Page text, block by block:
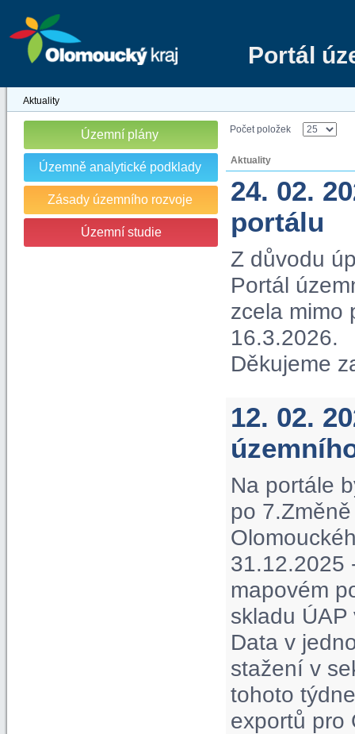
Portál
Aktuality
Územní plány
Územně analytické podklady
Zásady územního rozvoje
Územní studie
Počet položek
Aktuality
24. 02.
portálu
Z důvodu
Portál
zcela mimo
16.3.2026.
Děkujeme
12. 02.
Na portále
po
31.12.2025
mapovém
skladu
Data v
stažení v
tohoto
exportů pro